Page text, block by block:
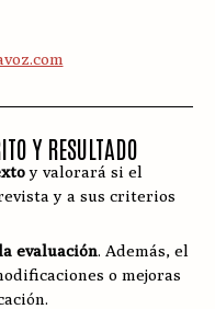
Y RESULTADO
y valorará si el
y a sus criterios
evaluación. Además, el
o mejoras